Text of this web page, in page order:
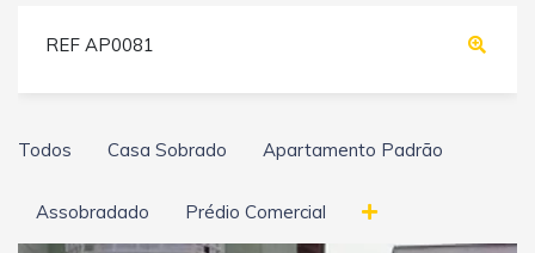
REF AP0081
Todos Casa Sobrado Apartamento Padrão
Assobradado Prédio Comercial